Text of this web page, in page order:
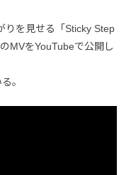
りを見せる「Sticky Step
MVをYouTubeで公開し
。